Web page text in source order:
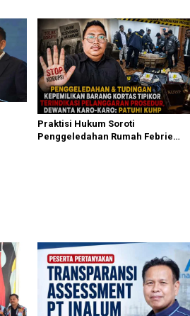
Praktisi Hukum Soroti
Penggeledahan Rumah Febrie